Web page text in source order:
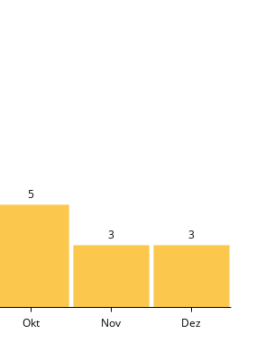
5
3 3
Okt Nov Dez